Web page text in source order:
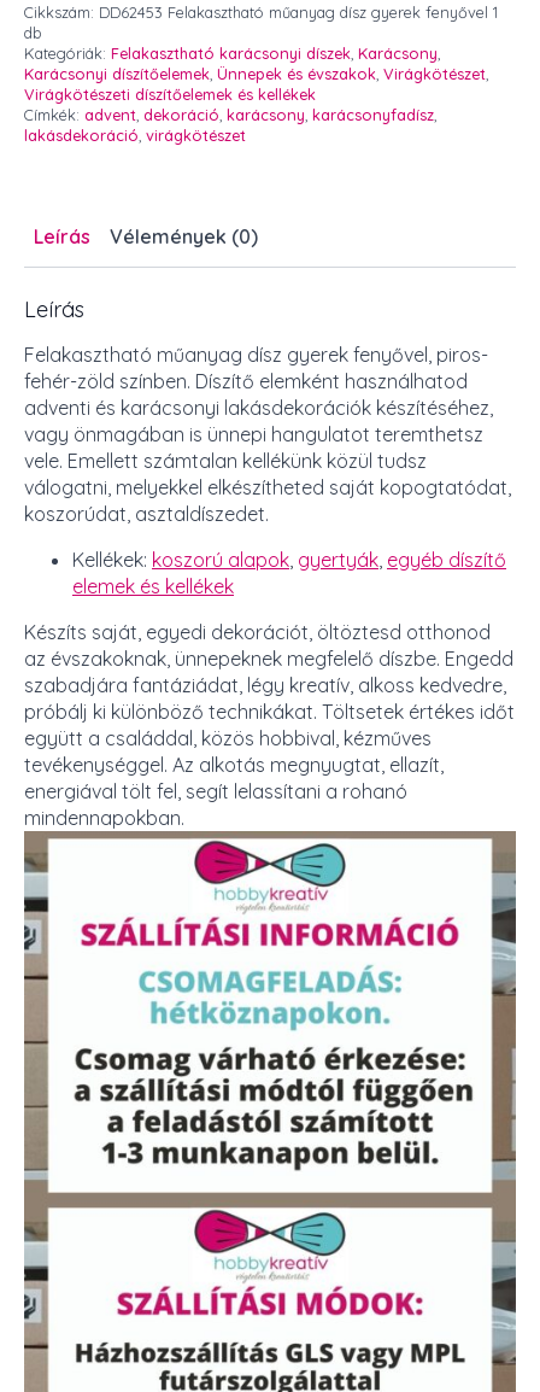
fenyővel
11
cm
1
db
mennyiség
Cikkszám: DD62453 Felakasztható műanyag dísz gyerek fenyővel 1
db
Kategóriák: Felakasztható karácsonyi díszek, Karácsony,
Karácsonyi díszítőelemek, Ünnepek és évszakok, Virágkötészet,
Virágkötészeti díszítőelemek és kellékek
Címkék: advent, dekoráció, karácsony, karácsonyfadísz,
lakásdekoráció, virágkötészet
Leírás Vélemények (0)
Leírás
Felakasztható műanyag dísz gyerek fenyővel, piros-
fehér-zöld színben. Díszítő elemként használhatod
adventi és karácsonyi lakásdekorációk készítéséhez,
vagy önmagában is ünnepi hangulatot teremthetsz
vele. Emellett számtalan kellékünk közül tudsz
válogatni, melyekkel elkészítheted saját kopogtatódat,
koszorúdat, asztaldíszedet.
Kellékek: koszorú alapok, gyertyák, egyéb díszítő
elemek és kellékek
Készíts saját, egyedi dekorációt, öltöztesd otthonod
az évszakoknak, ünnepeknek megfelelő díszbe. Engedd
szabadjára fantáziádat, légy kreatív, alkoss kedvedre,
próbálj ki különböző technikákat. Töltsetek értékes időt
együtt a családdal, közös hobbival, kézműves
tevékenységgel. Az alkotás megnyugtat, ellazít,
energiával tölt fel, segít lelassítani a rohanó
mindennapokban.